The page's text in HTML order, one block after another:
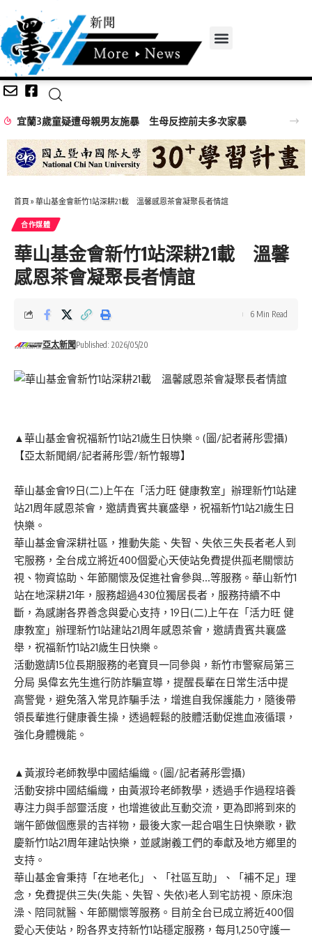
宜蘭3歲童疑遭母親男友施暴 生母反控前夫多次家暴
首頁 » 華山基金會新竹1站深耕21載 溫馨感恩茶會凝聚長者情誼
合作媒體
華山基金會新竹1站深耕21載 溫馨
感恩茶會凝聚長者情誼
亞太新聞 Published: 2026/05/20
6 Min Read
▲華山基金會祝福新竹1站21歲生日快樂。(圖/記者蔣彤雲攝)
【亞太新聞網/記者蔣彤雲/新竹報導】
華山基金會19日(二)上午在「活力旺 健康教室」辦理新竹1站建
站21周年感恩茶會，邀請貴賓共襄盛舉，祝福新竹1站21歲生日
快樂。
華山基金會深耕社區，推動失能、失智、失依三失長者老人到
宅服務，全台成立將近400個愛心天使站免費提供孤老關懷訪
視、物資協助、年節關懷及促進社會參與…等服務。華山新竹1
站在地深耕21年，服務超過430位獨居長者，服務持續不中
斷，為感謝各界善念與愛心支持，19日(二)上午在「活力旺 健
康教室」辦理新竹1站建站21周年感恩茶會，邀請貴賓共襄盛
舉，祝福新竹1站21歲生日快樂。
活動邀請15位長期服務的老寶貝一同參與，新竹市警察局第三
分局 吳偉玄先生進行防詐騙宣導，提醒長輩在日常生活中提
高警覺，避免落入常見詐騙手法，增進自我保護能力，隨後帶
領長輩進行健康養生操，透過輕鬆的肢體活動促進血液循環，
強化身體機能。
▲黃淑玲老師教學中國結編織。(圖/記者蔣彤雲攝)
活動安排中國結編織，由黃淑玲老師教學，透過手作過程培養
專注力與手部靈活度，也增進彼此互動交流，更為即將到來的
端午節做個應景的吉祥物，最後大家一起合唱生日快樂歌，歡
慶新竹1站21周年建站快樂，並感謝義工們的奉獻及地方鄉里的
支持。
華山基金會秉持「在地老化」、「社區互助」、「補不足」理
念，免費提供三失(失能、失智、失依)老人到宅訪視、原床泡
澡、陪同就醫、年節關懷等服務。目前全台已成立將近400個
愛心天使站，盼各界支持新竹1站穩定服務，每月1,250守護一